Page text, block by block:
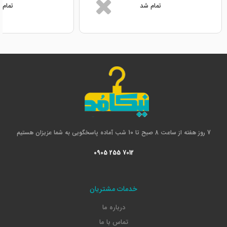
تمام شد
7 روز هفته از ساعت 8 صبح تا 10 شب آماده پاسخگویی به شما عزیزان هستیم
0905 255 7012
خدمات مشتریان
درباره ما
تماس با ما